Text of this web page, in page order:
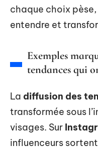
chaque choix
entendre et
Exemples
tendances qui
La diffusion des
transformée sous
visages. Sur
influenceurs